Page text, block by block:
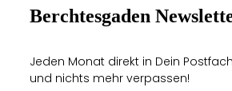
Berchtesgaden
Jeden Monat direkt in Dein
und nichts mehr verpassen!